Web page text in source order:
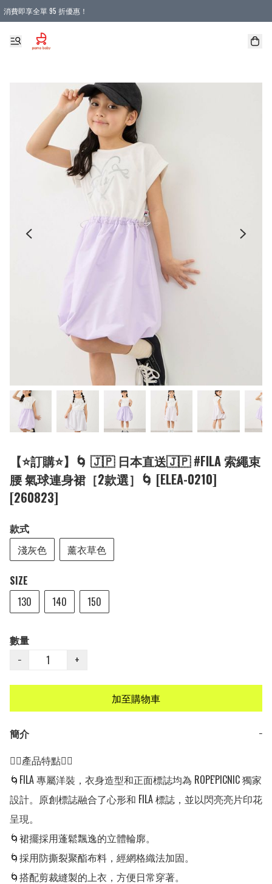
消費即享全單 95 折優惠！
購物滿 HKD 900.00即享免運費優惠！（適用於 本地送貨、本地取貨 )
【⭐訂購⭐】🌀 🇯🇵 日本直送🇯🇵 #FILA 索繩束
腰 氣球連身裙［2款選］🌀 [ELEA-0210]
[260823]
款式
淺灰色
薰衣草色
SIZE
130
140 150
數量
−
+
加至購物車
簡介
−
👍🏻產品特點👍🏻
🌀FILA 專屬洋裝，衣身造型和正面標誌均為 ROPE'PICNIC 獨家
設計。原創標誌融合了心形和 FILA 標誌，並以閃亮亮片印花
呈現。
🌀裙擺採用蓬鬆飄逸的立體輪廓。
🌀採用防撕裂聚酯布料，經網格織法加固。
🌀搭配剪裁縫製的上衣，方便日常穿著。